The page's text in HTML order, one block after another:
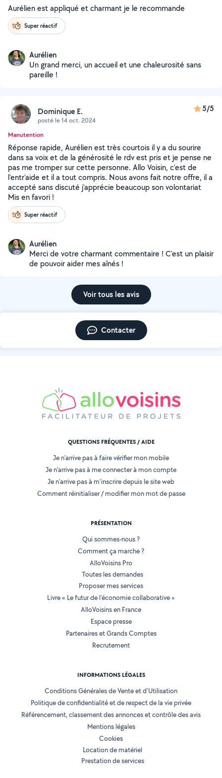
Aurélien est appliqué et charmant je le recommande
Super réactif
Aurélien
Un grand merci, un accueil et une chaleurosité sans
pareille !
Dominique E.
posté le 14 oct. 2024
5/5
Manutention
Réponse rapide, Aurélien est très courtois il y a du sourire
dans sa voix et de la générosité le rdv est pris et je pense ne
pas me tromper sur cette personne. Allo Voisin, c'est de
l'entr'aide et il a tout compris. Nous avons fait notre offre, il a
accepté sans discuté j'apprécie beaucoup son volontariat
Mis en favori !
Super réactif
Aurélien
Merci de votre charmant commentaire ! C'est un plaisir
de pouvoir aider mes aînés !
Voir tous les avis
Contacter
QUESTIONS FRÉQUENTES / AIDE
Je n'arrive pas à faire vérifier mon mobile
Je n'arrive pas à me connecter à mon compte
Je n'arrive pas à m'inscrire depuis le site web
Comment réinitialiser / modifier mon mot de passe
PRÉSENTATION
Qui sommes-nous ?
Comment ça marche ?
AlloVoisins Pro
Toutes les demandes
Proposer mes services
Livre « Le futur de l'économie collaborative »
AlloVoisins en France
Espace presse
Partenaires et Grands Comptes
Recrutement
INFORMATIONS LÉGALES
Conditions Générales de Vente et d'Utilisation
Politique de confidentialité et de respect de la vie privée
Référencement, classement des annonces et contrôle des avis
Mentions légales
Cookies
Location de matériel
Prestation de services